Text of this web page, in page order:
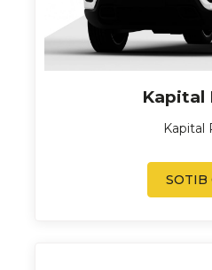
Kapital
Kapital
SOTIB